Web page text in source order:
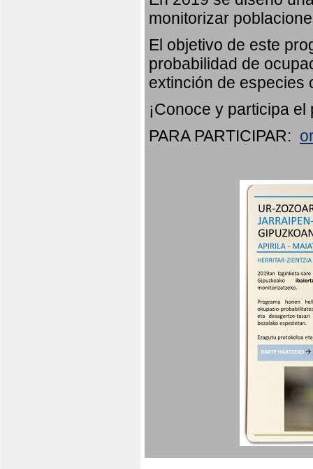
monitorizar
El objetivo de este
probabilidad de
extinción de especies
¡Conoce y participa
PARA PARTICIPAR: